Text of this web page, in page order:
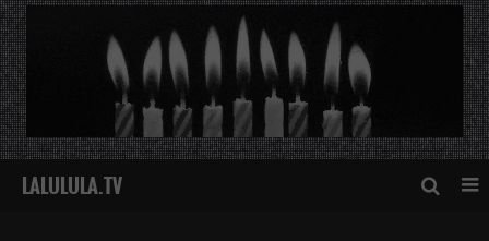
¿QUÉ ES ESTO?